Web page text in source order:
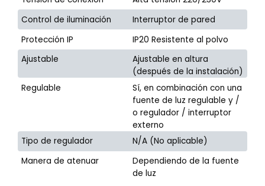
Control de iluminación
Interruptor de pared
Protección IP
IP20 Resistente al polvo
Ajustable
Ajustable en altura
(después de la instalación)
Regulable
Sí, en combinación con una
fuente de luz regulable y /
o regulador / interruptor
externo
Tipo de regulador
N/A (No aplicable)
Manera de atenuar
Dependiendo de la fuente
de luz